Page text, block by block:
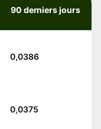
90 derniers jours
0,0386
0,0375